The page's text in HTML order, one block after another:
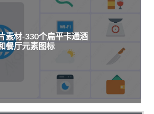
素材-330个扁平卡通酒
餐厅元素图标